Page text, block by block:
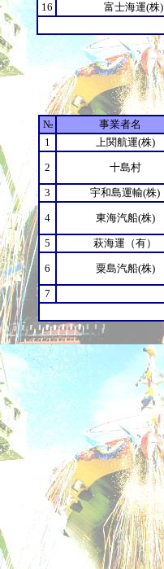
16
富士海運(株)
№ 事業者名
1
上関航運(株)
2 十島村
3 宇和島運輸(株)
4 東海汽船(株)
5 萩海運（有）
6 粟島汽船(株)
7